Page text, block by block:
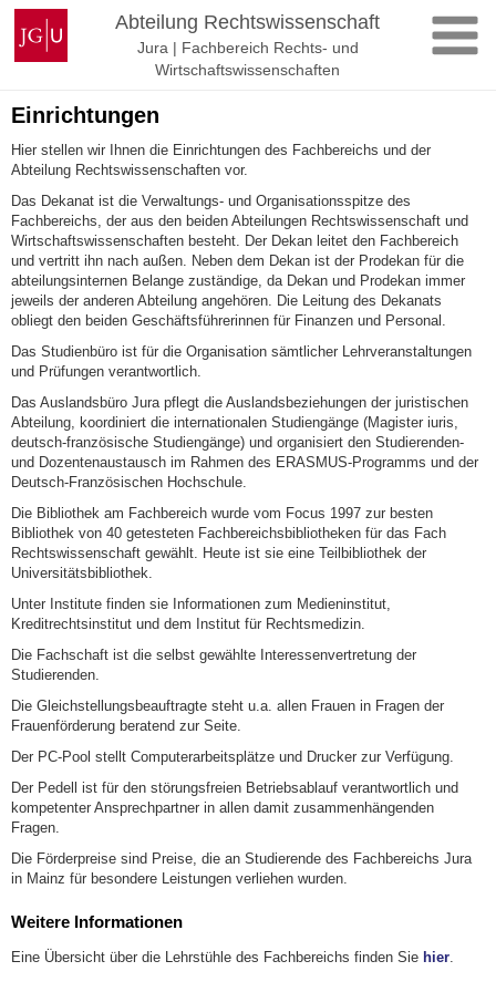
Zum
Inhalt
springen
Johannes
Gutenberg-
Universität
Abteilung Rechtswissenschaft
Jura | Fachbereich Rechts- und
Wirtschaftswissenschaften
Einrichtungen
Hier stellen wir Ihnen die Einrichtungen des Fachbereichs und der
Abteilung Rechtswissenschaften vor.
Das Dekanat ist die Verwaltungs- und Organisationsspitze des
Fachbereichs, der aus den beiden Abteilungen Rechtswissenschaft und
Wirtschaftswissenschaften besteht. Der Dekan leitet den Fachbereich
und vertritt ihn nach außen. Neben dem Dekan ist der Prodekan für die
abteilungsinternen Belange zuständige, da Dekan und Prodekan immer
jeweils der anderen Abteilung angehören. Die Leitung des Dekanats
obliegt den beiden Geschäftsführerinnen für Finanzen und Personal.
Das Studienbüro ist für die Organisation sämtlicher Lehrveranstaltungen
und Prüfungen verantwortlich.
Das Auslandsbüro Jura pflegt die Auslandsbeziehungen der juristischen
Abteilung, koordiniert die internationalen Studiengänge (Magister iuris,
deutsch-französische Studiengänge) und organisiert den Studierenden-
und Dozentenaustausch im Rahmen des ERASMUS-Programms und der
Deutsch-Französischen Hochschule.
Die Bibliothek am Fachbereich wurde vom Focus 1997 zur besten
Bibliothek von 40 getesteten Fachbereichsbibliotheken für das Fach
Rechtswissenschaft gewählt. Heute ist sie eine Teilbibliothek der
Universitätsbibliothek.
Unter Institute finden sie Informationen zum Medieninstitut,
Kreditrechtsinstitut und dem Institut für Rechtsmedizin.
Die Fachschaft ist die selbst gewählte Interessenvertretung der
Studierenden.
Die Gleichstellungsbeauftragte steht u.a. allen Frauen in Fragen der
Frauenförderung beratend zur Seite.
Der PC-Pool stellt Computerarbeitsplätze und Drucker zur Verfügung.
Der Pedell ist für den störungsfreien Betriebsablauf verantwortlich und
kompetenter Ansprechpartner in allen damit zusammenhängenden
Fragen.
Die Förderpreise sind Preise, die an Studierende des Fachbereichs Jura
in Mainz für besondere Leistungen verliehen wurden.
Weitere Informationen
Eine Übersicht über die Lehrstühle des Fachbereichs finden Sie hier.